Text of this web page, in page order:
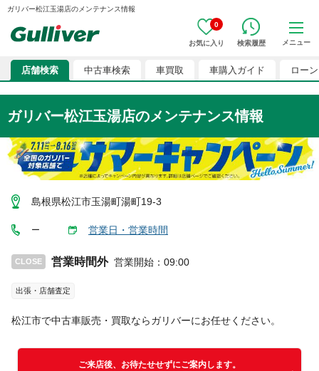
ガリバー松江玉湯店のメンテナンス情報
0
お気に入り 検索履歴 メニュー
店舗検索 中古車検索 車買取 車購入ガイド ローン
ガリバー松江玉湯店のメンテナンス情報
島根県松江市玉湯町湯町19-3
ー 営業日・営業時間
CLOSE 営業時間外 営業開始 ： 09:00
出張・店舗査定
松江市で中古車販売・買取ならガリバーにお任せください。
ご来店後、お待たせせずにご案内します。